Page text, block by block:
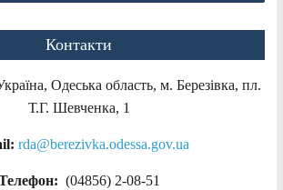
Контакти
Одеська область, м. Березівка, пл.
Т.Г. Шевченка, 1
rda@berezivka.odessa.gov.ua
(04856) 2-08-51